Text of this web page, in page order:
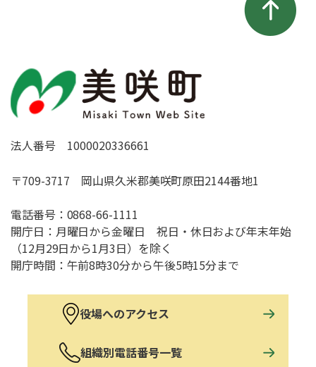
法人番号 1000020336661
〒709-3717 岡山県久米郡美咲町原田2144番地1
電話番号： 0868-66-1111
開庁日：月曜日から金曜日 祝日・休日および年末年始
（12月29日から1月3日）を除く
開庁時間：午前8時30分から午後5時15分まで
役場へのアクセス
組織別電話番号一覧